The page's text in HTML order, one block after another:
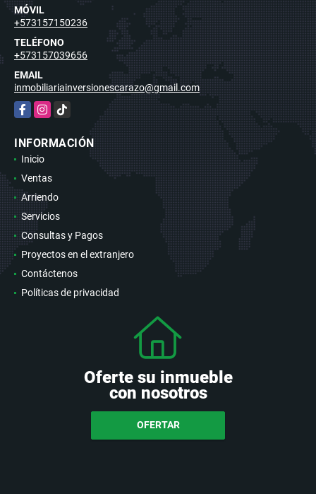
MÓVIL
+573157150236
TELÉFONO
+573157039656
EMAIL
inmobiliariainversionescarazo@gmail.com
FacebookInstagram
TikTok
INFORMACIÓN
Inicio
Ventas
Arriendo
Servicios
Consultas y Pagos
Proyectos en el extranjero
Contáctenos
Políticas de privacidad
Oferte su inmueble
con nosotros
OFERTAR